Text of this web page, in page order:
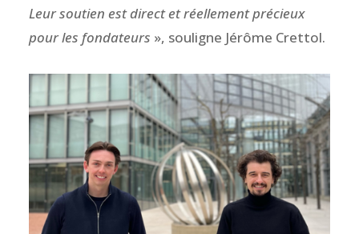
Leur soutien est direct et réellement précieux
pour les fondateurs », souligne Jérôme Crettol.